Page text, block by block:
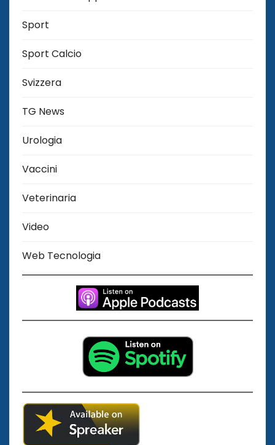
Sport
Sport Calcio
Svizzera
TG News
Urologia
Vaccini
Veterinaria
Video
Web Tecnologia